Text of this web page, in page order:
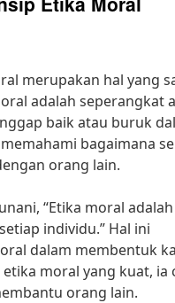
merupakan hal yang
adalah seperangkat
baik atau buruk
bagaimana
orang lain.
“Etika moral
individu.” Hal ini
dalam membentuk
moral yang kuat, ia
orang lain.